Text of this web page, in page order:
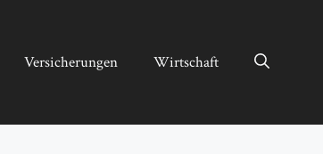
Versicherungen Wirtschaft